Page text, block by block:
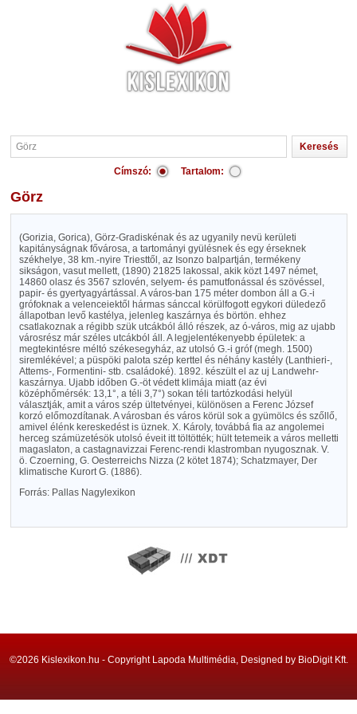
Címszó: Tartalom:
Görz
(Gorizia, Gorica), Görz-Gradiskénak és az ugyanily nevü kerületi
kapitányságnak fővárosa, a tartományi gyülésnek és egy érseknek
székhelye, 38 km.-nyire Triesttől, az Isonzo balpartján, termékeny
sikságon, vasut mellett, (1890) 21825 lakossal, akik közt 1497 német,
14860 olasz és 3567 szlovén, selyem- és pamutfonással és szövéssel,
papir- és gyertyagyártással. A város-ban 175 méter dombon áll a G.-i
grófoknak a velenceiektől hármas sánccal körülfogott egykori düledező
állapotban levő kastélya, jelenleg kaszárnya és börtön. ehhez
csatlakoznak a régibb szük utcákból álló részek, az ó-város, mig az ujabb
városrész már széles utcákból áll. A legjelentékenyebb épületek: a
megtekintésre méltó székesegyház, az utolsó G.-i gróf (megh. 1500)
siremlékével; a püspöki palota szép kerttel és néhány kastély (Lanthieri-,
Attems-, Formentini- stb. családoké). 1892. készült el az uj Landwehr-
kaszárnya. Ujabb időben G.-öt védett klimája miatt (az évi
középhőmérsék: 13,1°, a téli 3,7°) sokan téli tartózkodási helyül
választják, amit a város szép ültetvényei, különösen a Ferenc József
korzó előmozdítanak. A városban és város körül sok a gyümölcs és szőllő,
amivel élénk kereskedést is üznek. X. Károly, továbbá fia az angolemei
herceg számüzetésök utolsó éveit itt töltötték; hült tetemeik a város melletti
magaslaton, a castagnavizzai Ferenc-rendi klastromban nyugosznak. V.
ö. Czoerning, G. Oesterreichs Nizza (2 kötet 1874); Schatzmayer, Der
klimatische Kurort G. (1886).
Forrás: Pallas Nagylexikon
©2026 Kislexikon.hu - Copyright Lapoda Multimédia, Designed by BioDigit Kft.